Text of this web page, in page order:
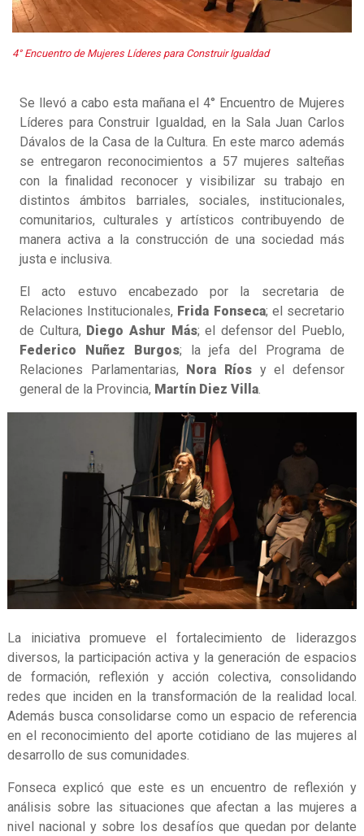
4° Encuentro de Mujeres Líderes para Construir Igualdad
Se llevó a cabo esta mañana el 4° Encuentro de Mujeres
Líderes para Construir Igualdad, en la Sala Juan Carlos
Dávalos de la Casa de la Cultura. En este marco además
se entregaron reconocimientos a 57 mujeres salteñas
con la finalidad reconocer y visibilizar su trabajo en
distintos ámbitos barriales, sociales, institucionales,
comunitarios, culturales y artísticos contribuyendo de
manera activa a la construcción de una sociedad más
justa e inclusiva.
El acto estuvo encabezado por la secretaria de
Relaciones Institucionales, Frida Fonseca; el secretario
de Cultura, Diego Ashur Más; el defensor del Pueblo,
Federico Nuñez Burgos; la jefa del Programa de
Relaciones Parlamentarias, Nora Ríos y el defensor
general de la Provincia, Martín Diez Villa.
La iniciativa promueve el fortalecimiento de liderazgos
diversos, la participación activa y la generación de espacios
de formación, reflexión y acción colectiva, consolidando
redes que inciden en la transformación de la realidad local.
Además busca consolidarse como un espacio de referencia
en el reconocimiento del aporte cotidiano de las mujeres al
desarrollo de sus comunidades.
Fonseca explicó que este es un encuentro de reflexión y
análisis sobre las situaciones que afectan a las mujeres a
nivel nacional y sobre los desafíos que quedan por delante